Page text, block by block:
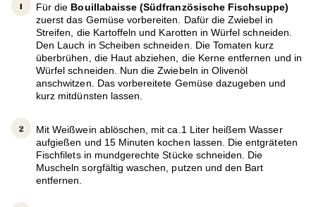
Für die Bouillabaisse (Südfranzösische Fischsuppe)
zuerst das Gemüse vorbereiten. Dafür die Zwiebel in
Streifen, die Kartoffeln und Karotten in Würfel schneiden.
Den Lauch in Scheiben schneiden. Die Tomaten kurz
überbrühen, die Haut abziehen, die Kerne entfernen und in
Würfel schneiden. Nun die Zwiebeln in Olivenöl
anschwitzen. Das vorbereitete Gemüse dazugeben und
kurz mitdünsten lassen.
Mit Weißwein ablöschen, mit ca.1 Liter heißem Wasser
aufgießen und 15 Minuten kochen lassen. Die entgräteten
Fischfilets in mundgerechte Stücke schneiden. Die
Muscheln sorgfältig waschen, putzen und den Bart
entfernen.